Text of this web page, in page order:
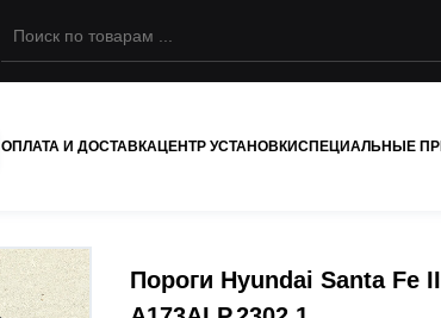
ОПЛАТА И ДОСТАВКАЦЕНТР УСТАНОВКИСПЕЦИАЛЬНЫЕ
Пороги Hyundai Santa Fe